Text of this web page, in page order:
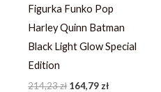
Figurka Funko Pop
Harley Quinn Batman
Black Light Glow Special
Edition
214,23zł 164,79 zł